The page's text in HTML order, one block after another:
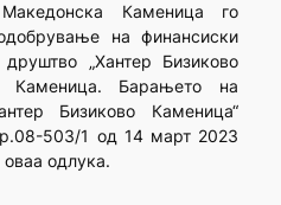
Каменица го
на финансиски
„Хантер Бизиково
Каменица. Барањето на
Бизиково Каменица“
503/1 од 14 март 2023
оваа одлука.